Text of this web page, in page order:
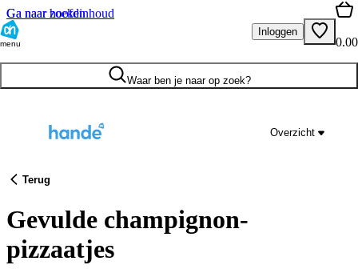
Ga naar hoofdinhoud
Ga naar zoeken
menu
Inloggen
0.00
Waar ben je naar op zoek?
Overzicht
Terug
Gevulde champignon-
pizzaatjes